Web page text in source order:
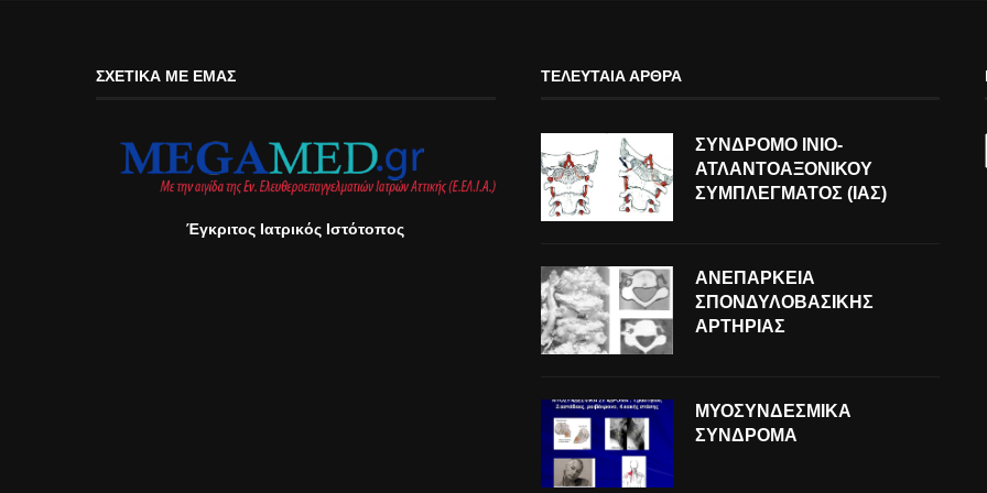
ΣΧΕΤΙΚΆ ΜΕ ΕΜΆΣ
Έγκριτος Ιατρικός Ιστότοπος
ΤΕΛΕΥΤΑΊΑ ΆΡΘΡΑ
ΣΥΝΔΡΟΜΟ ΙΝΙΟ-
ΑΤΛΑΝΤΟΑΞΟΝΙΚΟΥ
ΣΥΜΠΛΕΓΜΑΤΟΣ (ΙΑΣ)
ΑΝΕΠΑΡΚΕΙΑ
ΣΠΟΝΔΥΛΟΒΑΣΙΚΗΣ
ΑΡΤΗΡΙΑΣ
ΜΥΟΣΥΝΔΕΣΜΙΚΑ
ΣΥΝΔΡΟΜΑ